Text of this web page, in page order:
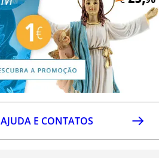
AJUDA E CONTATOS